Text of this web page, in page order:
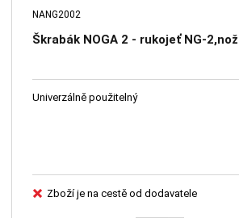
NANG2002
Škrabák NOGA 2 - rukojeť NG-
Univerzálně použitelný
Zboží je na cestě od dodavatele